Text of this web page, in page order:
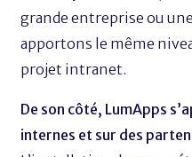
grande entreprise ou
apportons le même
projet intranet.
De son côté, LumApps
internes et sur des